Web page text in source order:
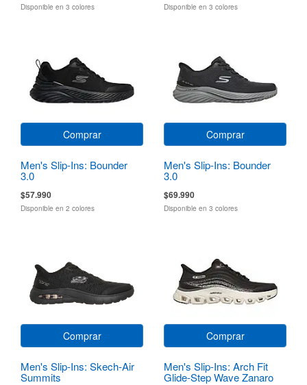
Disponible en 3 colores Disponible en 3 colores
Comprar
Men's Slip-Ins: Bounder
3.0
$57.990
Disponible en 2 colores
Comprar
Men's Slip-Ins: Bounder
3.0
$69.990
Disponible en 3 colores
Comprar
Men's Slip-Ins: Skech-Air
Summits
Comprar
Men's Slip-Ins: Arch Fit
Glide-Step Wave Zanaro